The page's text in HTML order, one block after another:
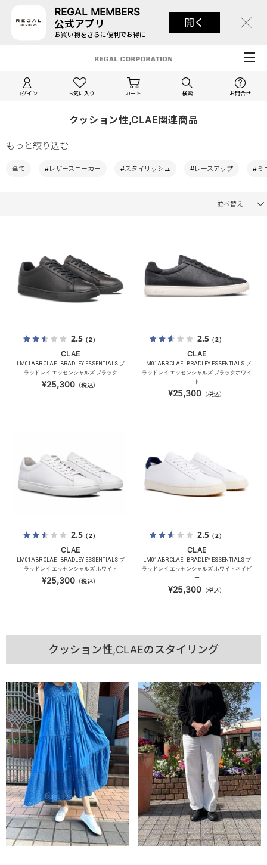
REGAL MEMBERS
公式アプリ
お買い物をさらに便利でお得に
開く
ログイン お気に入り カート 検索 お問合せ
クッション性,CLAE関連商品
もっと絞り込む
全て #レザースニーカー #スタイリッシュ #レースアップ #ミ
並べ替え
2.5（2）
CLAE
LM01ABR CLAE - BRADLEY ESSENTIALS ブ
ラッドレイ エッセンシャルズ ブラック
¥25,300 （税込）
2.5（2）
CLAE
LM01ABR CLAE - BRADLEY ESSENTIALS ブ
ラッドレイ エッセンシャルズ ブラックホワイ
ト
¥25,300 （税込）
2.5（2）
CLAE
LM01ABR CLAE - BRADLEY ESSENTIALS ブ
ラッドレイ エッセンシャルズ ホワイト
¥25,300 （税込）
2.5（2）
CLAE
LM01ABR CLAE - BRADLEY ESSENTIALS ブ
ラッドレイ エッセンシャルズ ホワイトネイビ
ー
¥25,300 （税込）
クッション性,CLAEのスタイリング